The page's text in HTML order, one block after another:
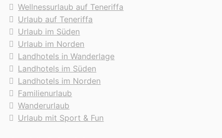
Wellnessurlaub auf Teneriffa
Urlaub auf Teneriffa
Urlaub im Süden
Urlaub im Norden
Landhotels in Wanderlage
Landhotels im Süden
Landhotels im Norden
Familienurlaub
Wanderurlaub
Urlaub mit Sport & Fun